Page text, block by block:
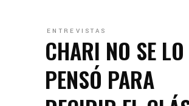
ENTREVISTAS
CHARI NO SE LO
PENSÓ PARA